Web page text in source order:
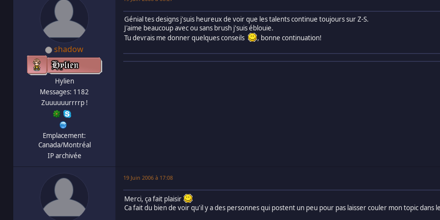
shadow
Hylien
Messages: 1182
Zuuuuuurrrrp !
Emplacement:
Canada/Montréal
IP archivée
Génial tes designs j'suis heureux de voir que les talents continue toujours sur Z-S.
J'aime beaucoup avec ou sans brush j'suis éblouie.
Tu devrais me donner quelques conseils
, bonne continuation!
19 Juin 2006 à 17:08
Merci, ça fait plaisir
Ca fait du bien de voir qu'il y a des personnes qui postent un peu pour pas laisser couler mon topic dans